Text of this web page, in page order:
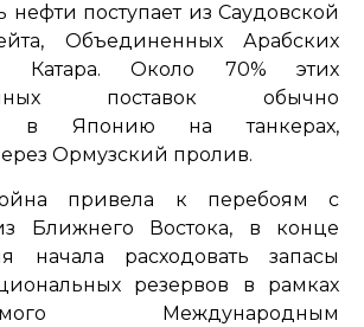
нефти поступает из Саудовской
Объединенных Арабских
Катара. Около 70% этих
поставок обычно
в Японию на танкерах,
Ормузский пролив.
привела к перебоям с
Ближнего Востока, в конце
начала расходовать запасы
резервов в рамках
Международным